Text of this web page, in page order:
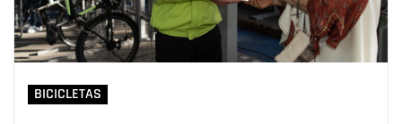
BICICLETAS